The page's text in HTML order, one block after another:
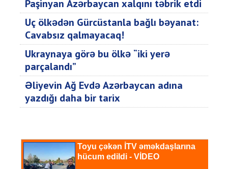
Paşinyan Azərbaycan xalqını təbrik etdi
Üç ölkədən Gürcüstanla bağlı bəyanat:
Cavabsız qalmayacaq!
Ukraynaya görə bu ölkə “iki yerə
parçalandı”
Əliyevin Ağ Evdə Azərbaycan adına
yazdığı daha bir tarix